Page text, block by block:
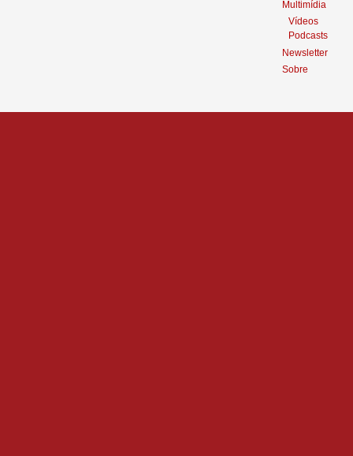
Multimídia
Vídeos
Podcasts
Newsletter
Sobre